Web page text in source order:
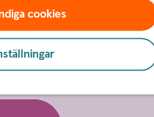
cookies